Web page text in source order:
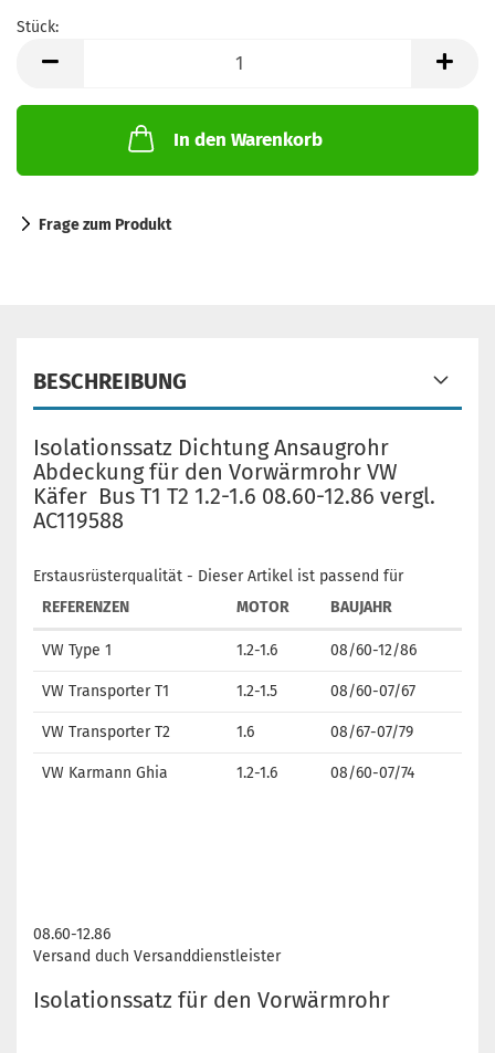
Stück:
In den Warenkorb
Frage zum Produkt
BESCHREIBUNG
Isolationssatz Dichtung Ansaugrohr
Abdeckung für den Vorwärmrohr VW
Käfer Bus T1 T2 1.2-1.6 08.60-12.86 vergl.
AC119588
Erstausrüsterqualität - Dieser Artikel ist passend für
REFERENZEN
MOTOR BAUJAHR
VW Type 1 1.2-1.6 08/60-12/86
VW Transporter T1 1.2-1.5 08/60-07/67
VW Transporter T2 1.6 08/67-07/79
VW Karmann Ghia 1.2-1.6 08/60-07/74
08.60-12.86
Versand duch Versanddienstleister
Isolationssatz für den Vorwärmrohr